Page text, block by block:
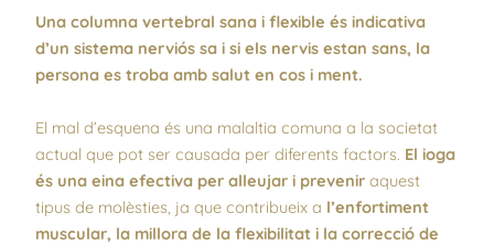
Una columna vertebral sana i flexible és indicativa
d’un sistema nerviós sa i si els nervis estan sans, la
persona es troba amb salut en cos i ment.
El mal d’esquena és una malaltia comuna a la societat
actual que pot ser causada per diferents factors. El ioga
és una eina efectiva per alleujar i prevenir aquest
tipus de molèsties, ja que contribueix a l’enfortiment
muscular, la millora de la flexibilitat i la correcció de